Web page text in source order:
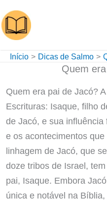
para
o
conteúdo
Início Dicas de Salmo
Quem
Quem era pai de Jacó?
Escrituras: Isaque, filho
de Jacó, e sua
e os acontecimentos
linhagem de Jacó, que
doze tribos de Israel,
pai, Isaque. Embora
única e notável na